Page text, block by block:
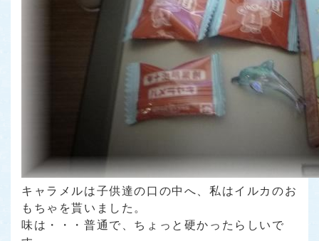
キャラメルは子供達の口の中へ、私はイルカのお
もちゃを貰いました。
味は・・・普通で、ちょっと硬かったらしいで